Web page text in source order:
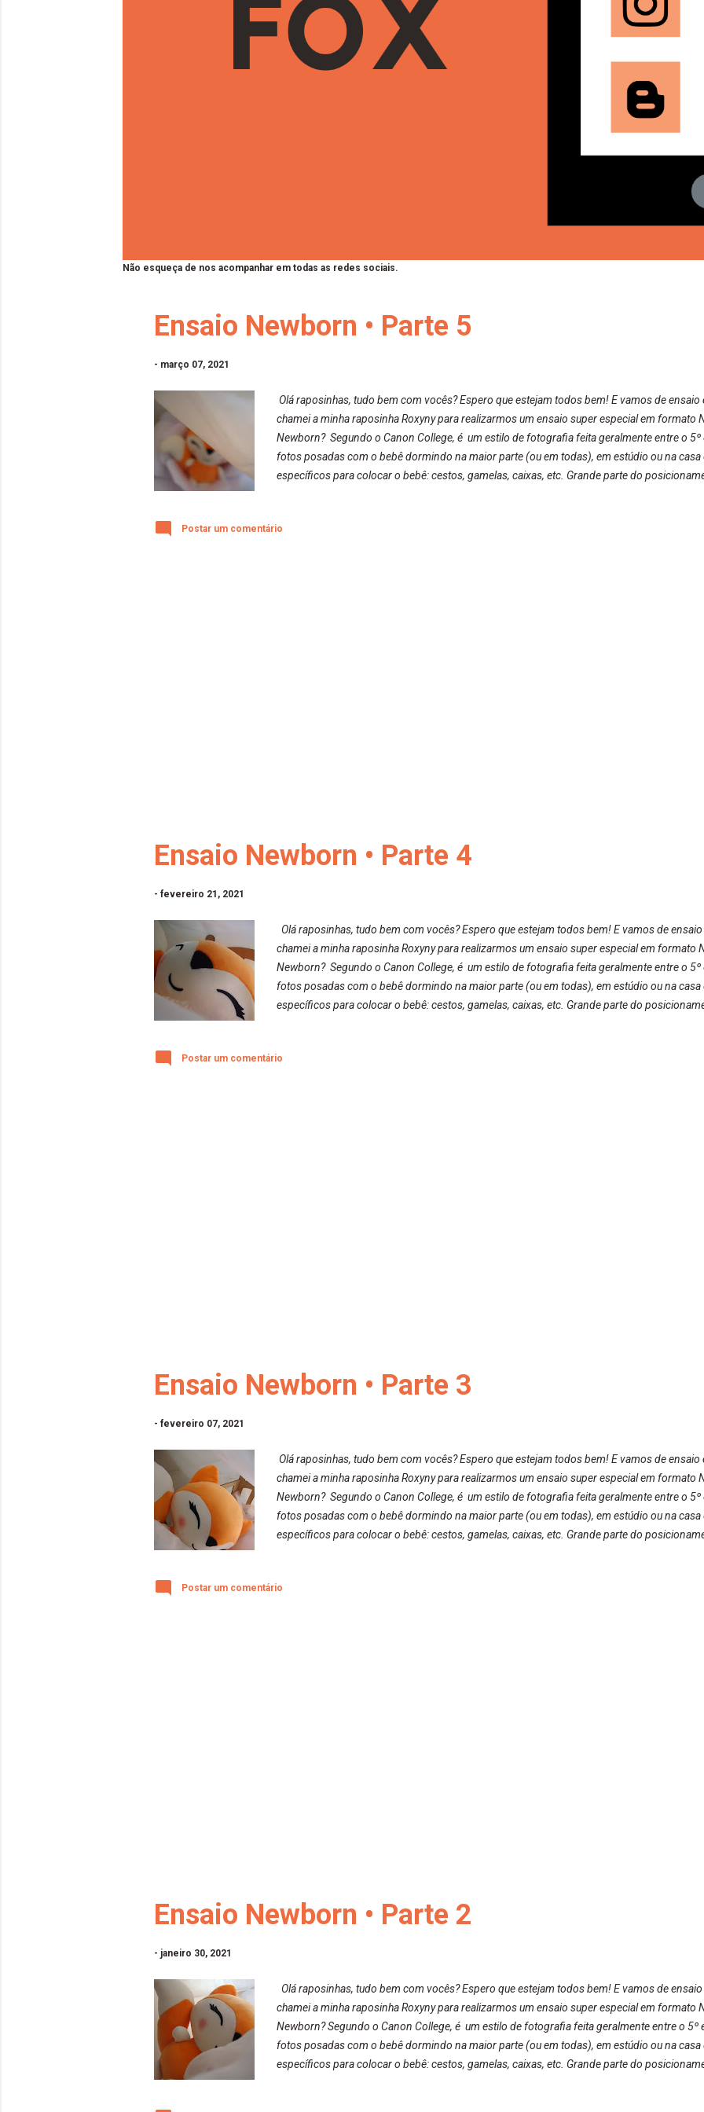
Não esqueça de nos acompanhar em todas as redes sociais.
Ensaio Newborn • Parte 5
- março 07, 2021
Olá raposinhas, tudo bem com vocês? Espero que estejam todos bem! E vamos de ensaio
chamei a minha raposinha Roxyny para realizarmos um ensaio super especial em
Newborn? Segundo o Canon College, é um estilo de fotografia feita geralmente entre o 5º
fotos posadas com o bebê dormindo na maior parte (ou em todas), em estúdio ou na
específicos para colocar o bebê: cestos, gamelas, caixas, etc. Grande parte do
ensaios da raposa... Espero que gostem! Beijos da raposa!
Postar um comentário
Ensaio Newborn • Parte 4
- fevereiro 21, 2021
Olá raposinhas, tudo bem com vocês? Espero que estejam todos bem! E vamos de
chamei a minha raposinha Roxyny para realizarmos um ensaio super especial em
Newborn? Segundo o Canon College, é um estilo de fotografia feita geralmente entre o 5º
fotos posadas com o bebê dormindo na maior parte (ou em todas), em estúdio ou na
específicos para colocar o bebê: cestos, gamelas, caixas, etc. Grande parte do
ensaios da raposa... Espero que gostem! Beijos da raposa!
Postar um comentário
Ensaio Newborn • Parte 3
- fevereiro 07, 2021
Olá raposinhas, tudo bem com vocês? Espero que estejam todos bem! E vamos de ensaio
chamei a minha raposinha Roxyny para realizarmos um ensaio super especial em
Newborn? Segundo o Canon College, é um estilo de fotografia feita geralmente entre o 5º
fotos posadas com o bebê dormindo na maior parte (ou em todas), em estúdio ou na
específicos para colocar o bebê: cestos, gamelas, caixas, etc. Grande parte do
ensaios da raposa... Espero que gostem! Beijos da raposa!
Postar um comentário
Ensaio Newborn • Parte 2
- janeiro 30, 2021
Olá raposinhas, tudo bem com vocês? Espero que estejam todos bem! E vamos de
chamei a minha raposinha Roxyny para realizarmos um ensaio super especial em
Newborn? Segundo o Canon College, é um estilo de fotografia feita geralmente entre o 5º
fotos posadas com o bebê dormindo na maior parte (ou em todas), em estúdio ou na
específicos para colocar o bebê: cestos, gamelas, caixas, etc. Grande parte do